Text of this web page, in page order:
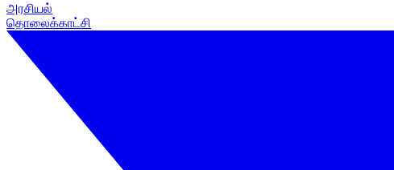
அரசியல்
தொலைக்காட்சி